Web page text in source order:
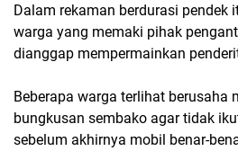
Dalam rekaman berdurasi pendek
warga yang memaki pihak
dianggap mempermainkan
Beberapa warga terlihat berusaha
bungkusan sembako agar tidak
sebelum akhirnya mobil benar-